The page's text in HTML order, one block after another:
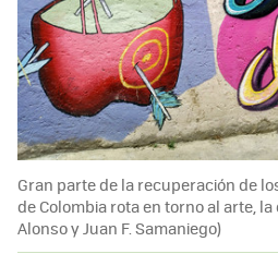
Gran parte de la recuperación de
de Colombia rota en torno al arte,
Alonso y Juan F. Samaniego)